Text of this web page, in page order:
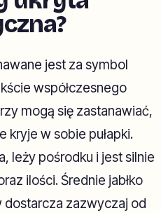
jest za symbol
współczesnego
mogą się zastanawiać,
kryje w sobie pułapki.
leży pośrodku i jest silnie
ilości. Średnie jabłko
dostarcza zazwyczaj od